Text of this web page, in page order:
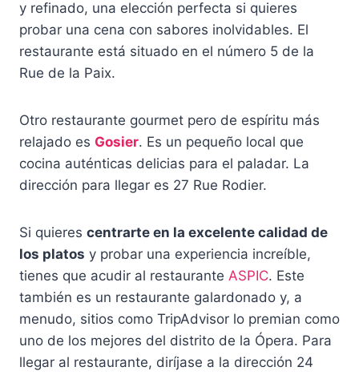
y refinado, una elección perfecta si quieres
probar una cena con sabores inolvidables. El
restaurante está situado en el número 5 de la
Rue de la Paix.
Otro restaurante gourmet pero de espíritu más
relajado es Gosier. Es un pequeño local que
cocina auténticas delicias para el paladar. La
dirección para llegar es 27 Rue Rodier.
Si quieres centrarte en la excelente calidad de
los platos y probar una experiencia increíble,
tienes que acudir al restaurante ASPIC. Este
también es un restaurante galardonado y, a
menudo, sitios como TripAdvisor lo premian como
uno de los mejores del distrito de la Ópera. Para
llegar al restaurante, diríjase a la dirección 24